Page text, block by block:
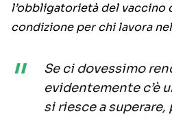
l’obbligatorietà del vaccino
condizione per chi lavora
Se ci dovessimo
evidentemente c’è
si riesce a superare,